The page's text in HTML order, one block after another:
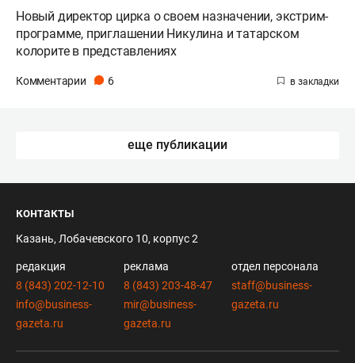
Новый директор цирка о своем назначении, экстрим-
программе, приглашении Никулина и татарском
колорите в представлениях
Комментарии 6
еще публикации
контакты
Казань, Лобачевского 10, корпус 2
редакция
8 (843) 202-12-10
info@business-
gazeta.ru
реклама
8 (843) 203-48-47
mir@business-
gazeta.ru
отдел персонала
staff@business-
gazeta.ru